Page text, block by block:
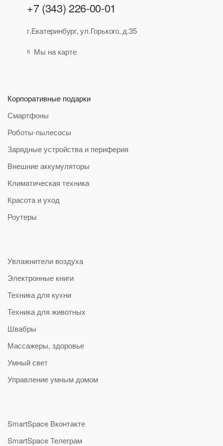
+7 (343) 226-00-01
г.Екатеринбург, ул.Горького, д.35
Мы на карте
Корпоративные подарки
Смартфоны
Роботы-пылесосы
Зарядные устройства и периферия
Внешние аккумуляторы
Климатическая техника
Красота и уход
Роутеры
Увлажнители воздуха
Электронные книги
Техника для кухни
Техника для животных
Швабры
Массажеры, здоровье
Умный свет
Управление умным домом
SmartSpace Вконтакте
SmartSpace Телеграм